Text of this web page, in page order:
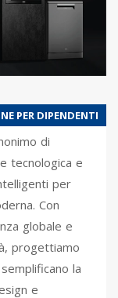
PER DIPENDENTI
di
tecnologica e
per
Con
globale e
progettiamo
la
e